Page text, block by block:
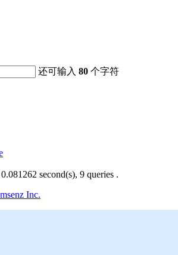
还可输入80 个字符
second(s), 9 queries .
Inc.